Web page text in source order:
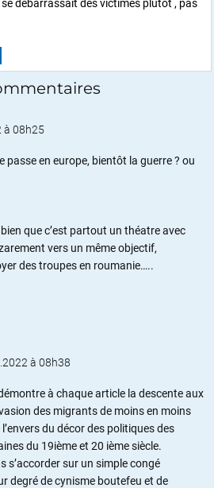
se débarrassait des victimes plutôt , pas
à 08h25
passe en europe, bientôt la guerre ? ou
que c’est partout un théatre avec
vers un même objectif,
des troupes en roumanie…..
à 08h38
à chaque article la descente aux
des migrants de moins en moins
du décor des politiques des
du 19ième et 20 ième siècle.
s’accorder sur un simple congé
degré de cynisme boutefeu et de